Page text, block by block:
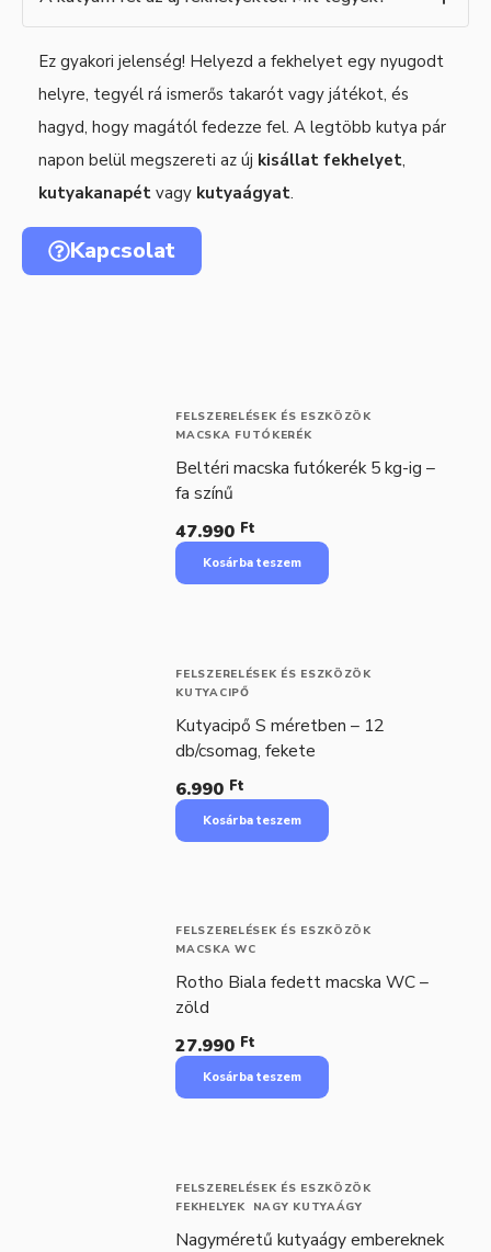
Ez gyakori jelenség! Helyezd a fekhelyet egy nyugodt
helyre, tegyél rá ismerős takarót vagy játékot, és
hagyd, hogy magától fedezze fel. A legtöbb kutya pár
napon belül megszereti az új kisállat fekhelyet,
kutyakanapét vagy kutyaágyat.
Kapcsolat
FELSZERELÉSEK ÉS ESZKÖZÖK
MACSKA FUTÓKERÉK
Beltéri macska futókerék 5 kg-ig –
fa színű
47.990 Ft
Kosárba teszem
FELSZERELÉSEK ÉS ESZKÖZÖK
KUTYACIPŐ
Kutyacipő S méretben – 12
db/csomag, fekete
6.990 Ft
Kosárba teszem
FELSZERELÉSEK ÉS ESZKÖZÖK
MACSKA WC
Rotho Biala fedett macska WC –
zöld
27.990 Ft
Kosárba teszem
FELSZERELÉSEK ÉS ESZKÖZÖK
FEKHELYEK
NAGY KUTYAÁGY
Nagyméretű kutyaágy embereknek